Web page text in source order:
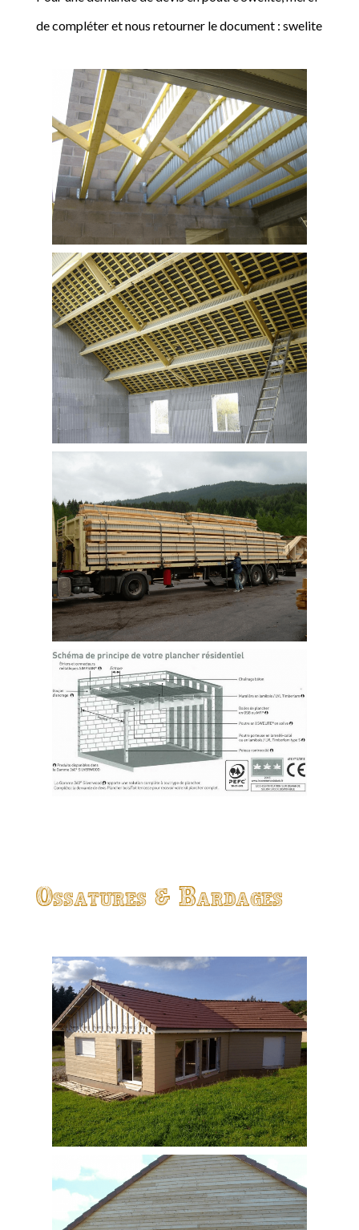
de compléter et nous retourner le document : swelite
Ossatures & Bardages